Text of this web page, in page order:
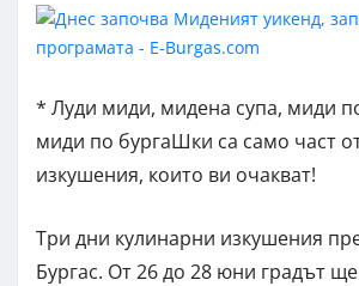
* Луди миди, мидена супа, миди
миди по бургаШки са само част
изкушения, които ви очакват!
Три дни кулинарни изкушения
Бургас. От 26 до 28 юни градът